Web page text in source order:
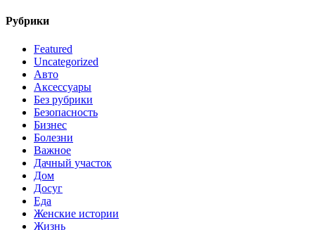
Рубрики
Featured
Uncategorized
Авто
Аксессуары
Без рубрики
Безопасность
Бизнес
Болезни
Важное
Дачный участок
Дом
Досуг
Еда
Женские истории
Жизнь